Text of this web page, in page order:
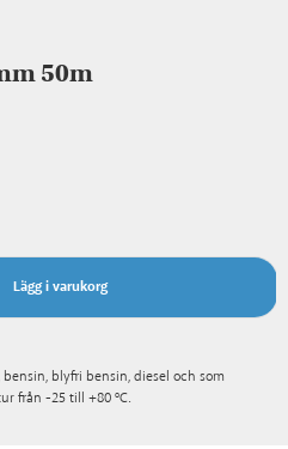
50m
Lägg i varukorg
blyfri bensin, diesel och som
från -25 till +80 ºC.